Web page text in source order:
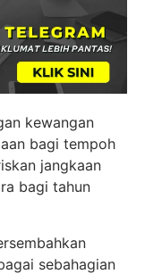
kewangan
bagi tempoh
jangkaan
bagi tahun
sebahagian